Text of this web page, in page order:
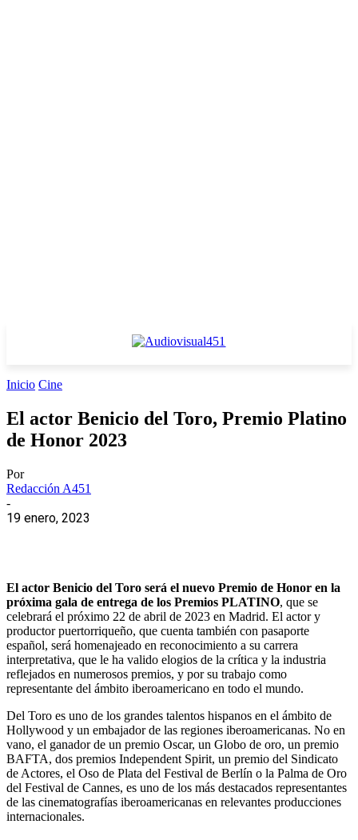
Inicio Cine
El actor Benicio del Toro, Premio Platino
de Honor 2023
Por
Redacción A451
-
19 enero, 2023
El actor Benicio del Toro será el nuevo Premio de Honor en la
próxima gala de entrega de los Premios PLATINO, que se
celebrará el próximo 22 de abril de 2023 en Madrid. El actor y
productor puertorriqueño, que cuenta también con pasaporte
español, será homenajeado en reconocimiento a su carrera
interpretativa, que le ha valido elogios de la crítica y la industria
reflejados en numerosos premios, y por su trabajo como
representante del ámbito iberoamericano en todo el mundo.
Del Toro es uno de los grandes talentos hispanos en el ámbito de
Hollywood y un embajador de las regiones iberoamericanas. No en
vano, el ganador de un premio Oscar, un Globo de oro, un premio
BAFTA, dos premios Independent Spirit, un premio del Sindicato
de Actores, el Oso de Plata del Festival de Berlín o la Palma de Oro
del Festival de Cannes, es uno de los más destacados representantes
de las cinematografías iberoamericanas en relevantes producciones
internacionales.